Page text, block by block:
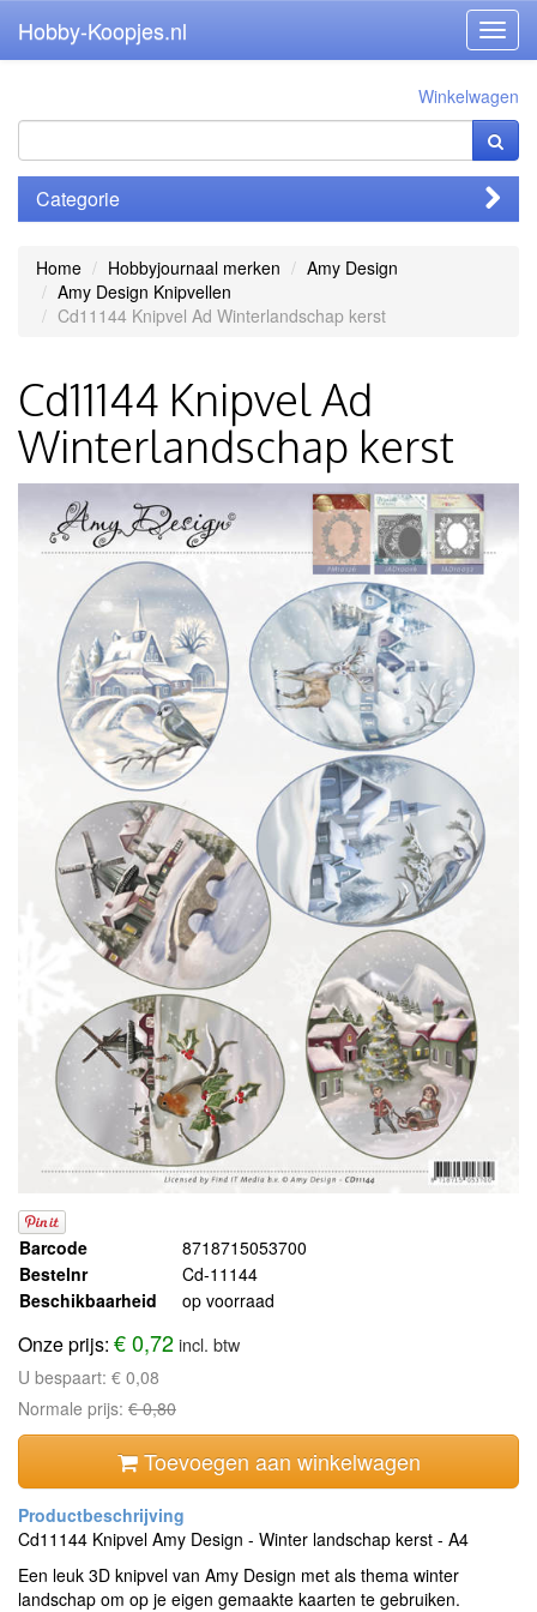
Hobby-Koopjes.nl
Winkelwagen
Categorie
Home Hobbyjournaal merken
Amy Design
Amy Design Knipvellen
Cd11144 Knipvel Ad Winterlandschap kerst
Cd11144 Knipvel Ad
Winterlandschap kerst
Barcode
8718715053700
Bestelnr
Cd-11144
Beschikbaarheid
op voorraad
Onze prijs: € 0,72incl. btw
U bespaart: € 0,08
Normale prijs: € 0,80
Toevoegen aan winkelwagen
Cd11144 Knipvel Amy Design - Winter landschap kerst - A4
Een leuk 3D knipvel van Amy Design met als thema winter
landschap om op je eigen gemaakte kaarten te gebruiken.